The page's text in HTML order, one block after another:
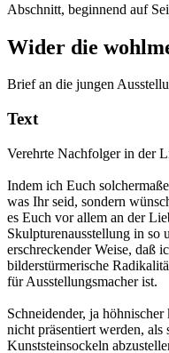
Abschnitt, beginnend auf
Wider die
Brief an die jungen
Text
Verehrte Nachfolger in der
Indem ich Euch
was Ihr seid, sondern
es Euch vor allem an der
Skulpturenausstellung in so
erschreckender Weise, daß
bilderstürmerische
für Ausstellungsmacher ist.
Schneidender, ja
nicht präsentiert werden, als
Kunststeinsockeln